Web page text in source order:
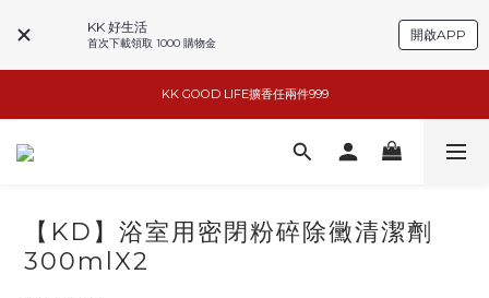
KK 好生活
首次下載領取 1000 購物金
開啟APP
basiik1件9折/2件88折
【KD】浴室用密閉粉碎除黴清潔劑
300mlX2